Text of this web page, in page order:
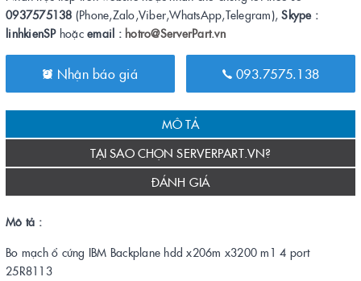
0937575138 (Phone,Zalo,Viber,WhatsApp,Telegram),Skype :
linhkienSPhoặc email : hotro@ServerPart.vn
Nhận báo giá 093.7575.138
MÔ TẢ
TẠI SAO CHỌN SERVERPART.VN?
ĐÁNH GIÁ
Mô tả :
Bo mạch ổ cứng IBM Backplane hdd x206m x3200 m1 4 port
25R8113